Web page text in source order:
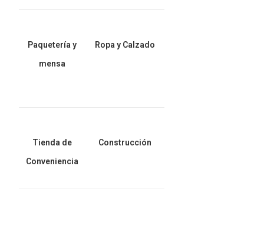
Paquetería y
mensa
Ropa y Calzado
Tienda de
Conveniencia
Construcción